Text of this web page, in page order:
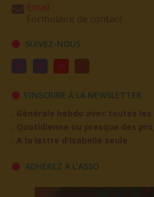
Email :
SUIVEZ-NOUS
S'INSCRIRE À LA NEWSLETTER
ADHÉREZ À L'ASSO